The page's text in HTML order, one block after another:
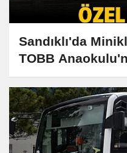
Sandıklı'da
TOBB